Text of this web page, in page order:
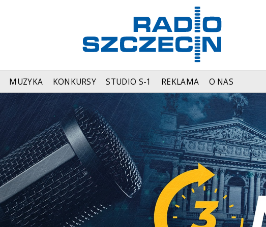
MUZYKA KONKURSY STUDIO S-1 REKLAMA O NAS